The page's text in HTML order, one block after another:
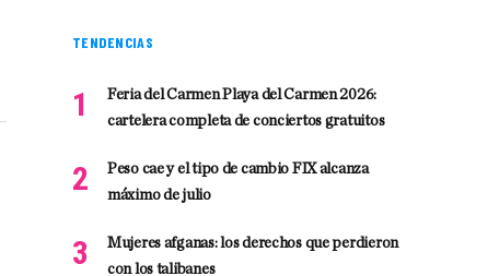
TENDENCIAS
Feria del Carmen Playa del Carmen 2026:
cartelera completa de conciertos gratuitos
Peso cae y el tipo de cambio FIX alcanza
máximo de julio
Mujeres afganas: los derechos que perdieron
con los talibanes